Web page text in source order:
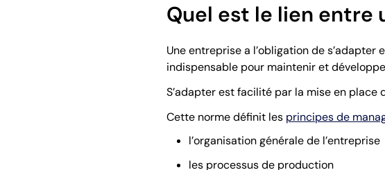
Quel est le lien entre
Une entreprise a l’obligation de
indispensable pour maintenir et
S’adapter est facilité par la mise en place
Cette norme définit les principes de
l’organisation générale de l’entreprise
les processus de production